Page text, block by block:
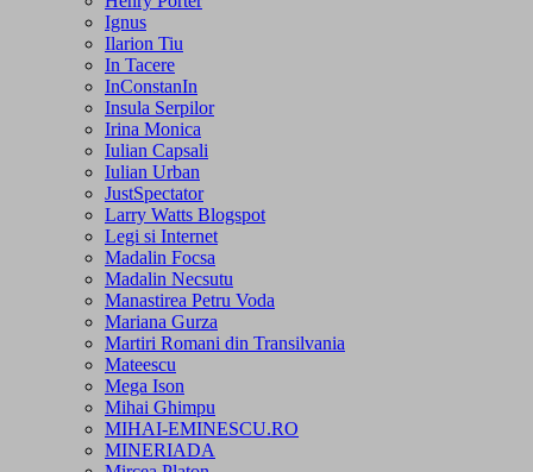
Ignus
Ilarion Tiu
In Tacere
InConstanIn
Insula Serpilor
Irina Monica
Iulian Capsali
Iulian Urban
JustSpectator
Larry Watts Blogspot
Legi si Internet
Madalin Focsa
Madalin Necsutu
Manastirea Petru Voda
Mariana Gurza
Martiri Romani din Transilvania
Mateescu
Mega Ison
Mihai Ghimpu
MIHAI-EMINESCU.RO
MINERIADA